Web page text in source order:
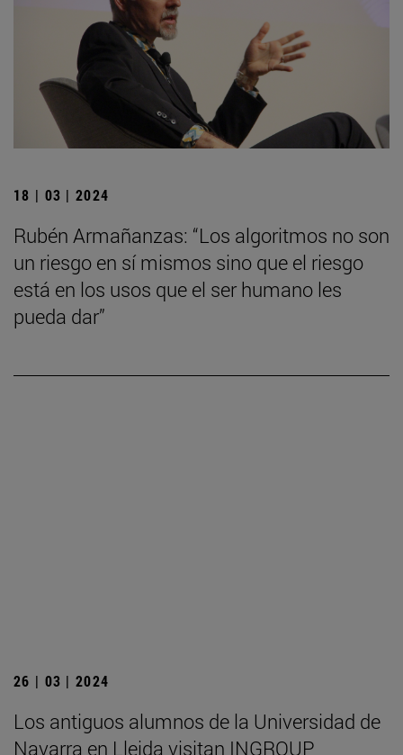
18 | 03 | 2024
Rubén Armañanzas: “Los algoritmos no son
un riesgo en sí mismos sino que el riesgo
está en los usos que el ser humano les
pueda dar”
26 | 03 | 2024
Los antiguos alumnos de la Universidad de
Navarra en Lleida visitan INGROUP